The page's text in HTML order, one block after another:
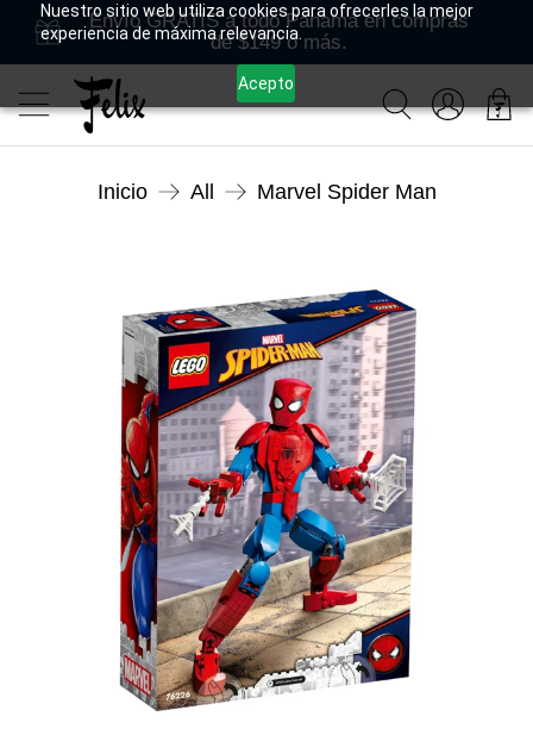
Nuestro sitio web utiliza cookies para ofrecerles la mejor
experiencia de máxima relevancia.
Acepto
Envío GRATIS a todo Panamá en compras
de $149 o más.
Inicio All Marvel Spider Man